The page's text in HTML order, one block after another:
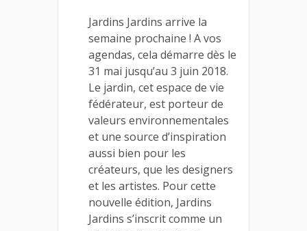
Jardins Jardins arrive la
semaine prochaine ! A vos
agendas, cela démarre dès le
31 mai jusqu’au 3 juin 2018.
Le jardin, cet espace de vie
fédérateur, est porteur de
valeurs environnementales
et une source d’inspiration
aussi bien pour les
créateurs, que les designers
et les artistes. Pour cette
nouvelle édition, Jardins
Jardins s’inscrit comme un